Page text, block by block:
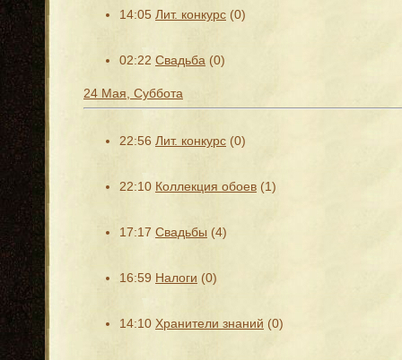
14:05 Лит. конкурс (0)
02:22 Свадьба (0)
24 Мая, Суббота
22:56 Лит. конкурс (0)
22:10 Коллекция обоев (1)
17:17 Свадьбы (4)
16:59 Налоги (0)
14:10 Хранители знаний (0)